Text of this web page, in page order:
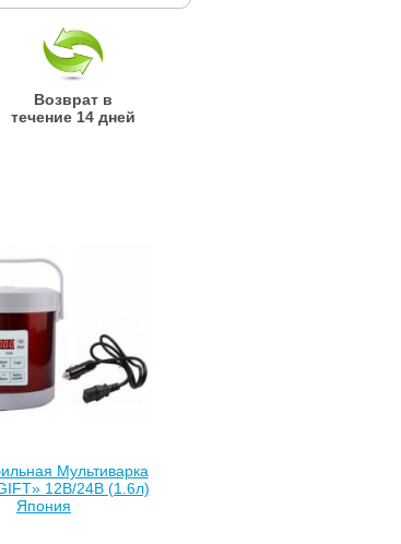
Возврат в
течение 14 дней
Мультиварка
12В/24В (1.6л)
Япония